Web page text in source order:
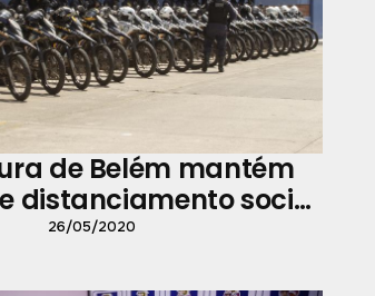
de Belém mantém
distanciamento social
medidas em decreto
26/05/2020